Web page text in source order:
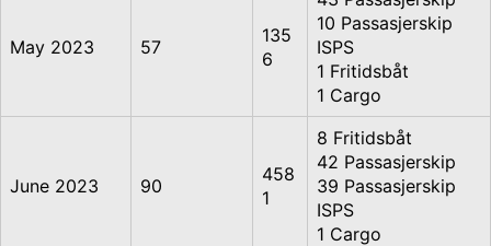
May 2023 57
135
6
10 Passasjerskip
ISPS
1 Fritidsbåt
1 Cargo
June 2023 90
458
1
8 Fritidsbåt
42 Passasjerskip
39 Passasjerskip
ISPS
1 Cargo